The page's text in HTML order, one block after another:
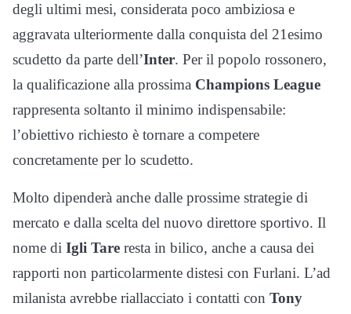
degli ultimi mesi, considerata poco ambiziosa e
aggravata ulteriormente dalla conquista del 21esimo
scudetto da parte dell’Inter. Per il popolo rossonero,
la qualificazione alla prossima Champions League
rappresenta soltanto il minimo indispensabile:
l’obiettivo richiesto è tornare a competere
concretamente per lo scudetto.
Molto dipenderà anche dalle prossime strategie di
mercato e dalla scelta del nuovo direttore sportivo. Il
nome di Igli Tare resta in bilico, anche a causa dei
rapporti non particolarmente distesi con Furlani. L’ad
milanista avrebbe riallacciato i contatti con Tony